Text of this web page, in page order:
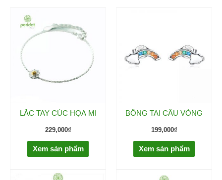
LẮC TAY CÚC HỌA MI
229,000₫
Xem sản phẩm
BÔNG TAI CẦU VÒNG
199,000₫
Xem sản phẩm